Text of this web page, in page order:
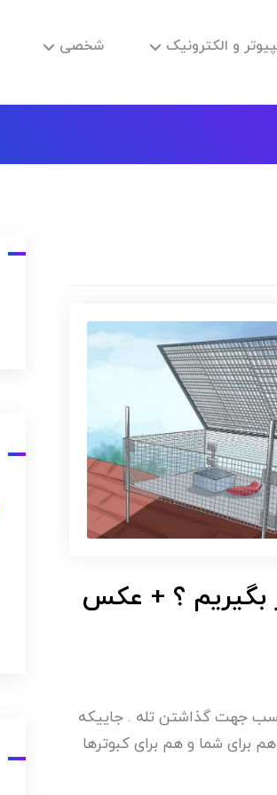
و الکترونیک شخصی
بگیریم ؟ + عکس
جهت گذاشتن تله . جاییکه
برای شما و هم برای کبوترها